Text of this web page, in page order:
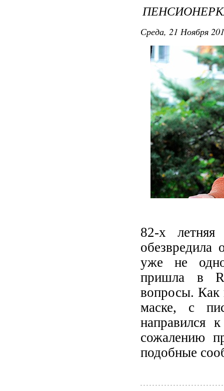
Среда, 21 Ноября
82-х
обезвредила
уже не
пришла в
вопросы. Как
маске, с
направился
сожалению
подобные